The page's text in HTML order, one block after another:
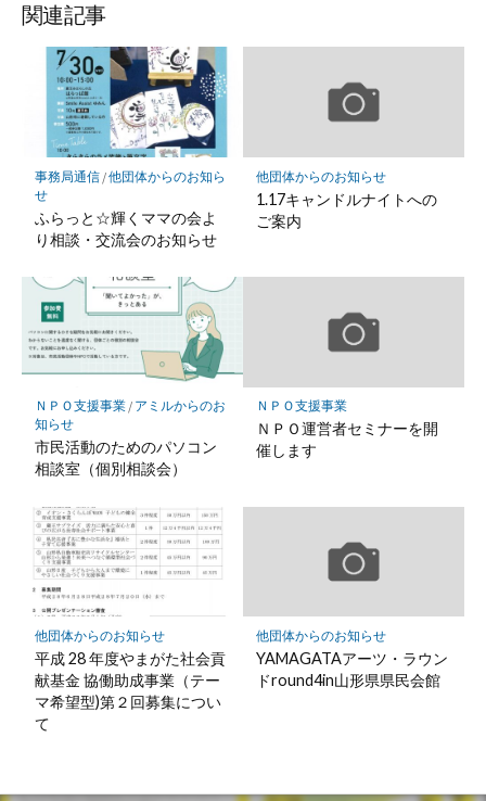
関連記事
事務局通信/他団体からのお知ら
せ
ふらっと☆輝くママの会よ
り相談・交流会のお知らせ
他団体からのお知らせ
1.17キャンドルナイトへの
ご案内
ＮＰＯ支援事業/ アミルからのお
知らせ
市民活動のためのパソコン
相談室（個別相談会）
ＮＰＯ支援事業
ＮＰＯ運営者セミナーを開
催します
他団体からのお知らせ
平成 28 年度やまがた社会貢
献基金 協働助成事業（テー
マ希望型)第２回募集につい
て
他団体からのお知らせ
YAMAGATAアーツ・ラウン
ドround4in山形県県民会館